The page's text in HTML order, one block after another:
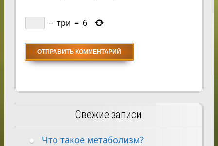
− три = 6
Свежие записи
Что такое метаболизм?